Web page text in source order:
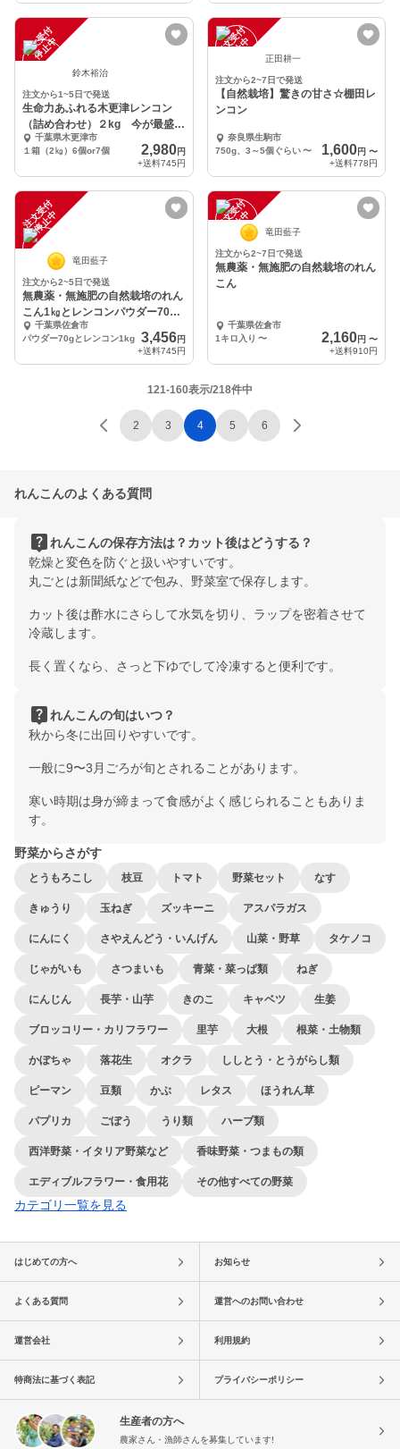
注
文
受
付
停
止
中
鈴木裕治
注文から1~5日で発送
生命力あふれる木更津レンコン
（詰め合わせ）２kg 今が最盛
期！千葉県木更津市
１箱（2㎏）6個or7個
2,980円
+送料745円
注
文
受
付
停
止
中 正田耕一
注文から2~7日で発送
【自然栽培】驚きの甘さ☆棚田レ
ンコン
奈良県生駒市
750g、3～5個ぐらい 〜 1,600円 〜
+送料778円
注
文
受
付
停
止
中
竜田藍子
注文から2~5日で発送
無農薬・無施肥の自然栽培のれん
こん1㎏とレンコンパウダー70g
入りのセット
千葉県佐倉市
パウダー70gとレンコン1kg
3,456円
+送料745円
注
文
受
付
停
止
中 竜田藍子
注文から2~7日で発送
無農薬・無施肥の自然栽培のれん
こん
千葉県佐倉市
1キロ入り 〜 2,160円 〜
+送料910円
121-160表示/218件中
2 3 4 5 6
れんこんのよくある質問
live_helpれんこんの保存方法は？カット後はどうする？
乾燥と変色を防ぐと扱いやすいです。
丸ごとは新聞紙などで包み、野菜室で保存します。
カット後は酢水にさらして水気を切り、ラップを密着させて
冷蔵します。
長く置くなら、さっと下ゆでして冷凍すると便利です。
live_helpれんこんの旬はいつ？
秋から冬に出回りやすいです。
一般に9〜3月ごろが旬とされることがあります。
寒い時期は身が締まって食感がよく感じられることもありま
す。
野菜からさがす
とうもろこし 枝豆 トマト 野菜セット なす
きゅうり 玉ねぎ ズッキーニ アスパラガス
にんにく さやえんどう・いんげん 山菜・野草 タケノコ
じゃがいも さつまいも 青菜・菜っぱ類 ねぎ
にんじん 長芋・山芋 きのこ キャベツ 生姜
ブロッコリー・カリフラワー 里芋 大根 根菜・土物類
かぼちゃ 落花生 オクラ ししとう・とうがらし類
ピーマン 豆類 かぶ レタス ほうれん草
パプリカ ごぼう うり類 ハーブ類
西洋野菜・イタリア野菜など 香味野菜・つまもの類
エディブルフラワー・食用花 その他すべての野菜
カテゴリ一覧を見る
はじめての方へ お知らせ
よくある質問 運営へのお問い合わせ
運営会社 利用規約
特商法に基づく表記 プライバシーポリシー
生産者の方へ
農家さん・漁師さんを募集しています!